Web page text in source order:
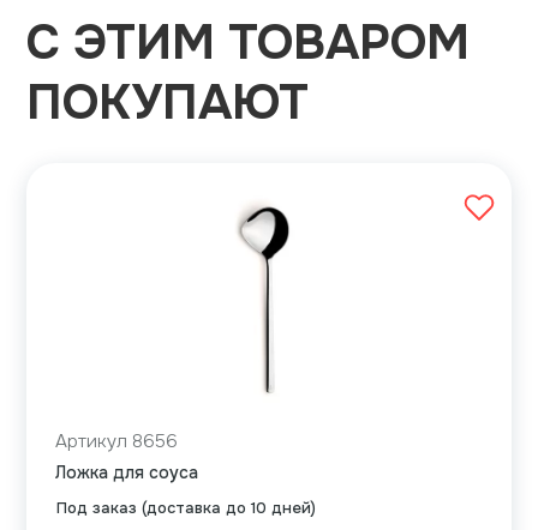
С ЭТИМ ТОВАРОМ
ПОКУПАЮТ
Под заказ (доставка до 10 дней)
Артикул 8656
Ложка для соуса